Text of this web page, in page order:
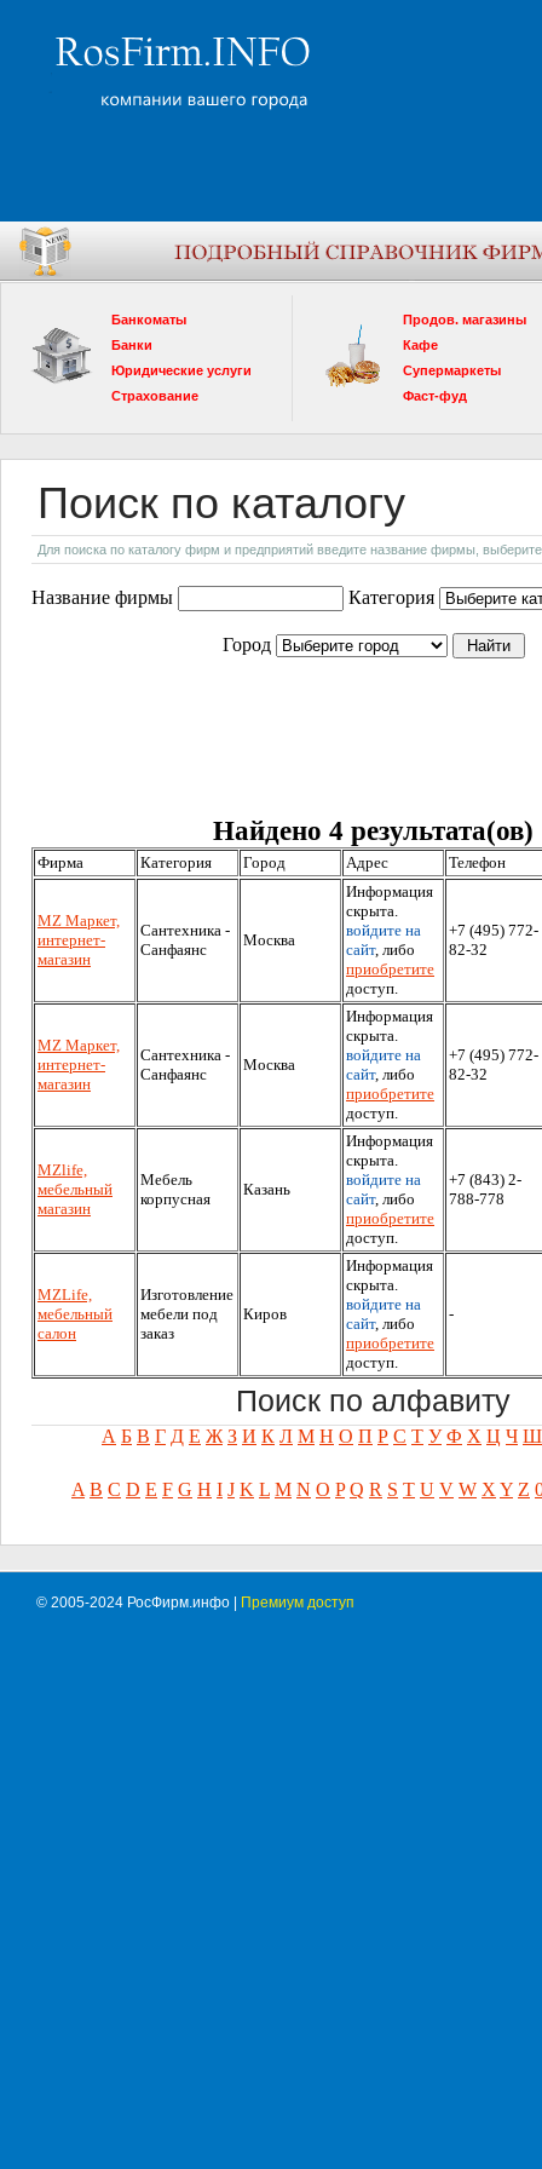
Банкоматы
Банки
Юридические услуги
Страхование
Продов. магазины
Кафе
Супермаркеты
Фаст-фуд
Поиск по каталогу
Для поиска по каталогу фирм и предприятий введите название фирмы, выберите
Название фирмы Категория
Город
Найдено 4 результата(ов)
Фирма Категория Город Адрес Телефон
MZ Маркет,
интернет-
магазин
Сантехника -
Санфаянс
Москва
Информация
скрыта.
войдите на
сайт, либо
приобретите
доступ.
+7 (495) 772-
82-32
MZ Маркет,
интернет-
магазин
Сантехника -
Санфаянс
Москва
Информация
скрыта.
войдите на
сайт, либо
приобретите
доступ.
+7 (495) 772-
82-32
MZlife,
мебельный
магазин
Мебель
корпусная
Казань
Информация
скрыта.
войдите на
сайт, либо
приобретите
доступ.
+7 (843) 2-
788-778
MZLife,
мебельный
салон
Изготовление
мебели под
заказ
Киров
Информация
скрыта.
войдите на
сайт, либо
приобретите
доступ.
-
Поиск по алфавиту
А Б В Г Д Е Ж З И К Л М Н О П Р С Т У Ф Х Ц Ч Ш
A B C D E F G H I J K L M N O P Q R S T U V W X Y Z
© 2005-2024 РосФирм.инфо | Премиум доступ